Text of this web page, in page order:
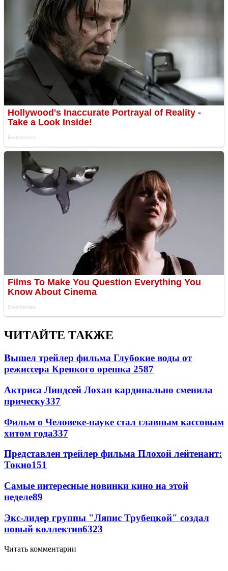
ЧИТАЙТЕ ТАКЖЕ
Вышел трейлер фильма Глубокие воды от
режиссера Крепкого орешка 2587
Актриса Линдсей Лохан кардинально сменила
прическу337
Фильм о Человеке-пауке стал главным кассовым
хитом года337
Представлен трейлер фильма Плохой лейтенант:
Токио151
Самые интересные новинки кино на этой
неделе89
Экс-лидер группы "Ляпис Трубецкой" создал
новый коллектив6323
Читать комментарии